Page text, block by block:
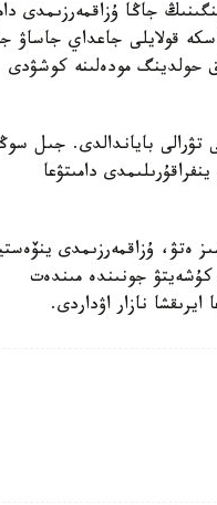
جاڭا ۇزاقمەرزىمدى
قولايلى جاعداي جاساۋ
حولدينگ مودەلىنە كوشۋدى
تۋرالى باياندالدى. جىل
دامىتۋعا
ەتۋ، ۇزاقمەرزىمدى
كۇشەيتۋ جونىندە مىندەت
نازار اۋداردى.